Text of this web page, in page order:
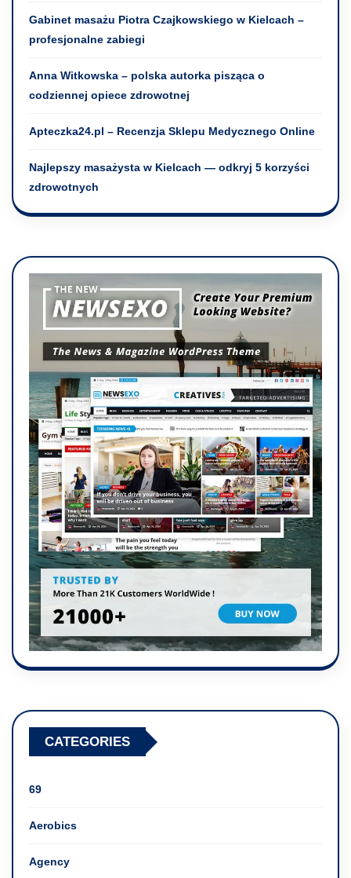
Gabinet masażu Piotra Czajkowskiego w Kielcach –
profesjonalne zabiegi
Anna Witkowska – polska autorka pisząca o
codziennej opiece zdrowotnej
Apteczka24.pl – Recenzja Sklepu Medycznego Online
Najlepszy masażysta w Kielcach — odkryj 5 korzyści
zdrowotnych
CATEGORIES
69
Aerobics
Agency